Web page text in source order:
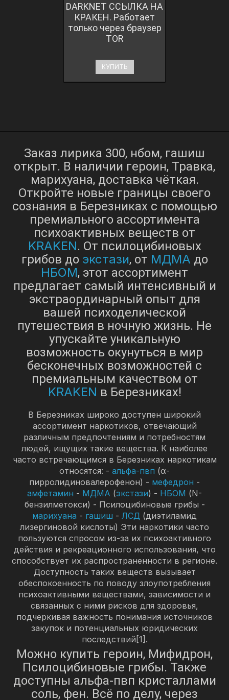
DARKNET ССЫЛКА НА
КРАКЕН. Работает
только через браузер
TOR
КУПИТЬ
Заказ лирика 300, нбом, гашиш
открыт. В наличии героин, Травка,
марихуана, доставка чёткая.
Откройте новые границы своего
сознания в Березниках с помощью
премиального ассортимента
психоактивных веществ от
KRAKEN. От псилоцибиновых
грибов до экстази, от МДМА до
НБОМ, этот ассортимент
предлагает самый интенсивный и
экстраординарный опыт для
вашей психоделической
путешествия в ночную жизнь. Не
упускайте уникальную
возможность окунуться в мир
бесконечных возможностей с
премиальным качеством от
KRAKEN в Березниках!
В Березниках широко доступен широкий
ассортимент наркотиков, отвечающий
различным предпочтениям и потребностям
людей, ищущих такие вещества. К наиболее
часто встречающимся в Березниках наркотикам
относятся: - альфа-пвп (α-
пирролидиновалерофенон) - мефедрон -
амфетамин - МДМА (экстази) - НБОМ (N-
бензилметокси) - Псилоцибиновые грибы -
марихуана - гашиш - ЛСД (диэтиламид
лизергиновой кислоты) Эти наркотики часто
пользуются спросом из-за их психоактивного
действия и рекреационного использования, что
способствует их распространенности в регионе.
Доступность таких веществ вызывает
обеспокоенность по поводу злоупотребления
психоактивными веществами, зависимости и
связанных с ними рисков для здоровья,
подчеркивая важность понимания источников
закупок и потенциальных юридических
последствий[1].
Можно купить героин, Мифидрон,
Псилоцибиновые грибы. Также
доступны альфа-пвп кристаллами
соль, фен. Всё по делу, через